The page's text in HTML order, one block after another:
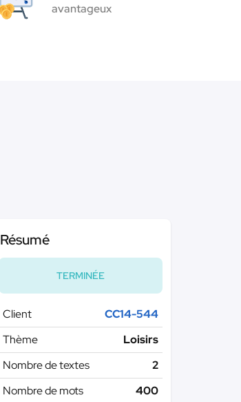
avantageux
Résumé
TERMINÉE
Client
CC14-544
Thème
Loisirs
Nombre de textes
2
Nombre de mots
400